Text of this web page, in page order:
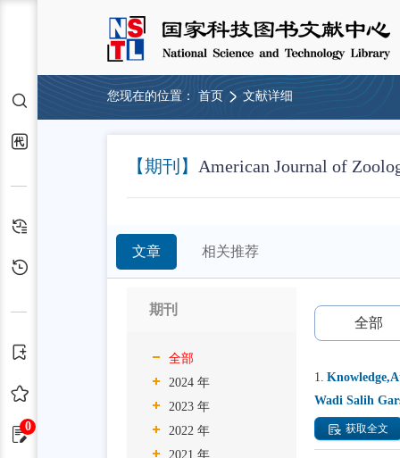
0
您现在的位置： 首页 文献详细
【期刊】 American Journal of
文章 相关推荐
期刊
全部
2024 年
2023 年
2022 年
2021 年
全部
1.
Wadi Salih
获取全文